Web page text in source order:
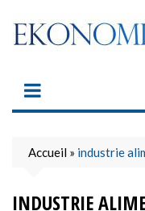
content
Accueil » industrie
INDUSTRIE